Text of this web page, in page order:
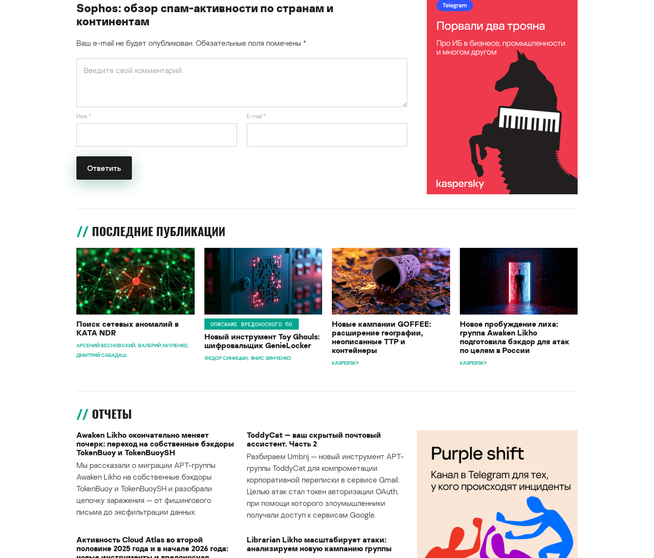
Sophos: обзор спам-активности по странам и
континентам
Ваш e-mail не будет опубликован. Обязательные поля помечены *
Имя * E-mail *
ПОСЛЕДНИЕ ПУБЛИКАЦИИ
Поиск сетевых аномалий в
KATA NDR
АРСЕНИЙ ВЕСНОВСКИЙ ВАЛЕРИЙ АКУЛЕНКО
ДМИТРИЙ САБАДАШ
ОПИСАНИЕ ВРЕДОНОСНОГО ПО
Новый инструмент Toy Ghouls:
шифровальщик GenieLocker
ФЕДОР СИНИЦЫН ЯНИС ЗИНЧЕНКО
Новые кампании GOFFEE:
расширение географии,
неописанные TTP и
контейнеры
KASPERSKY
Новое пробуждение лиха:
группа Awaken Likho
подготовила бэкдор для атак
по целям в России
KASPERSKY
ОТЧЕТЫ
Awaken Likho окончательно меняет
почерк: переход на собственные бэкдоры
TokenBuoy и TokenBuoySH
Мы рассказали о миграции APT-группы
Awaken Likho на собственные бэкдоры
TokenBuoy и TokenBuoySH и разобрали
цепочку заражения — от фишингового
письма до эксфильтрации данных.
ToddyCat — ваш скрытый почтовый
ассистент. Часть 2
Разбираем Umbrij — новый инструмент APT-
группы ToddyCat для компрометации
корпоративной переписки в сервисе Gmail.
Целью атак стал токен авторизации OAuth,
при помощи которого злоумышленники
получали доступ к сервисам Google.
Активность Cloud Atlas во второй
половине 2025 года и в начале 2026 года:
Librarian Likho масштабирует атаки:
анализируем новую кампанию группы